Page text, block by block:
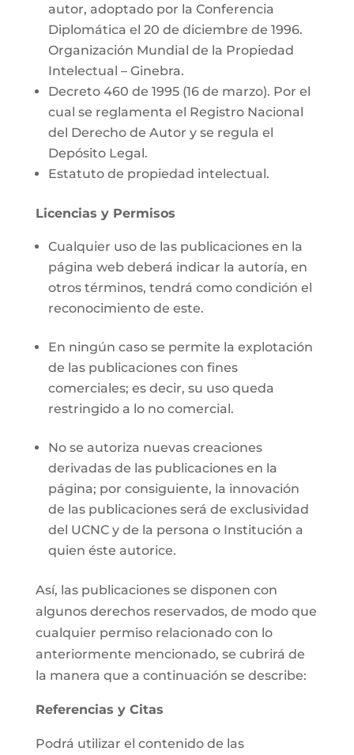
autor, adoptado por la Conferencia
Diplomática el 20 de diciembre de 1996.
Organización Mundial de la Propiedad
Intelectual – Ginebra.
Decreto 460 de 1995 (16 de marzo). Por el
cual se reglamenta el Registro Nacional
del Derecho de Autor y se regula el
Depósito Legal.
Estatuto de propiedad intelectual.
Licencias y Permisos
Cualquier uso de las publicaciones en la
página web deberá indicar la autoría, en
otros términos, tendrá como condición el
reconocimiento de este.
En ningún caso se permite la explotación
de las publicaciones con fines
comerciales; es decir, su uso queda
restringido a lo no comercial.
No se autoriza nuevas creaciones
derivadas de las publicaciones en la
página; por consiguiente, la innovación
de las publicaciones será de exclusividad
del UCNC y de la persona o Institución a
quien éste autorice.
Así, las publicaciones se disponen con
algunos derechos reservados, de modo que
cualquier permiso relacionado con lo
anteriormente mencionado, se cubrirá de
la manera que a continuación se describe:
Referencias y Citas
Podrá utilizar el contenido de las